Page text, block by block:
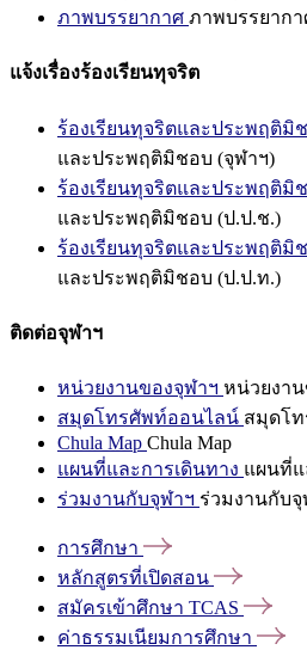
ภาพบรรยากาศ ภาพบรรยาก
แจ้งเรื่องร้องเรียนทุจริต
ร้องเรียนทุจริตและประพฤติมิ
และประพฤติมิชอบ (จุฬาฯ)
ร้องเรียนทุจริตและประพฤติมิ
และประพฤติมิชอบ (ป.ป.ช.)
ร้องเรียนทุจริตและประพฤติมิ
และประพฤติมิชอบ (ป.ป.ท.)
ติดต่อจุฬาฯ
หน่วยงานของจุฬาฯ หน่วยงา
สมุดโทรศัพท์ออนไลน์ สมุดโ
Chula Map Chula Map
แผนที่และการเดินทาง แผนที่แ
ร่วมงานกับจุฬาฯ ร่วมงานกับจุ
การศึกษา
หลักสูตรที่เปิดสอน
สมัครเข้าศึกษา TCAS
ค่าธรรมเนียมการศึกษา